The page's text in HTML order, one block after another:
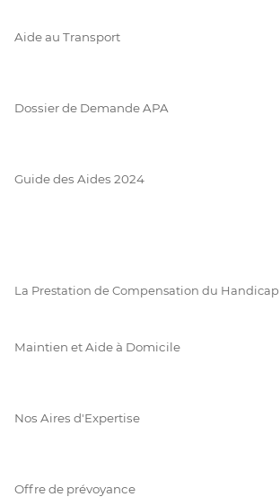
Aide au Transport
Dossier de Demande APA
Guide des Aides 2024
La Prestation de Compensation du Handicap
Maintien et Aide à Domicile
Nos Aires d'Expertise
Offre de prévoyance